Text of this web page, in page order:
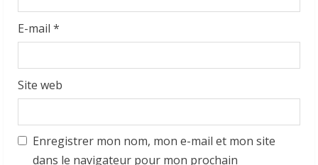
E-mail *
Site web
Enregistrer mon nom, mon e-mail et mon site
dans le navigateur pour mon prochain